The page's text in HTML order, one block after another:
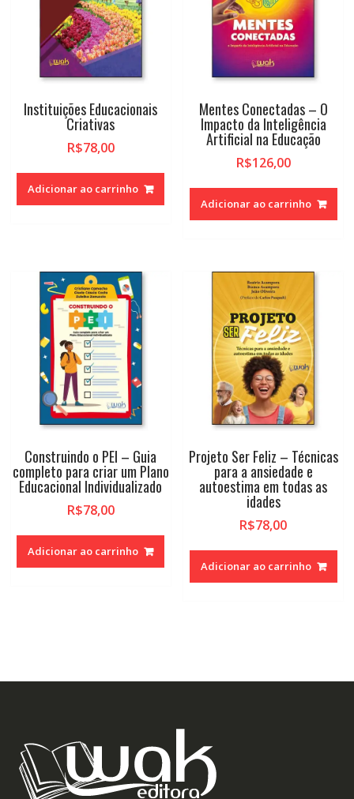
Instituições Educacionais
Criativas
R$78,00
Adicionar ao carrinho
Mentes Conectadas – O
Impacto da Inteligência
Artificial na Educação
R$126,00
Adicionar ao carrinho
Construindo o PEI – Guia
completo para criar um Plano
Educacional Individualizado
R$78,00
Adicionar ao carrinho
Projeto Ser Feliz – Técnicas
para a ansiedade e
autoestima em todas as
idades
R$78,00
Adicionar ao carrinho